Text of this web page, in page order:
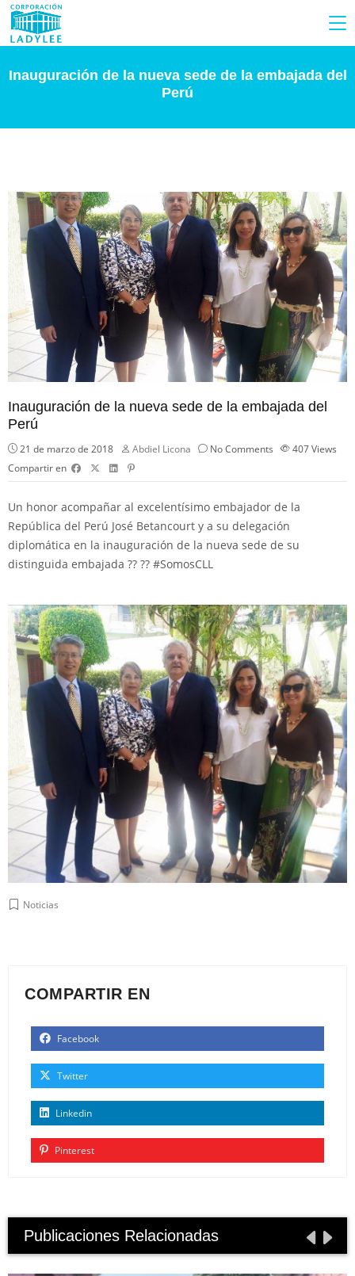
Inauguración de la nueva sede de la embajada del
Perú
Inauguración de la nueva sede de la embajada del
Perú
21 de marzo de 2018 Abdiel Licona No Comments 407Views
Compartir en
Un honor acompañar al excelentísimo embajador de la
República del Perú José Betancourt y a su delegación
diplomática en la inauguración de la nueva sede de su
distinguida embajada ?? ?? #SomosCLL
Noticias
COMPARTIR EN
Facebook
Twitter
Linkedin
Pinterest
Publicaciones Relacionadas